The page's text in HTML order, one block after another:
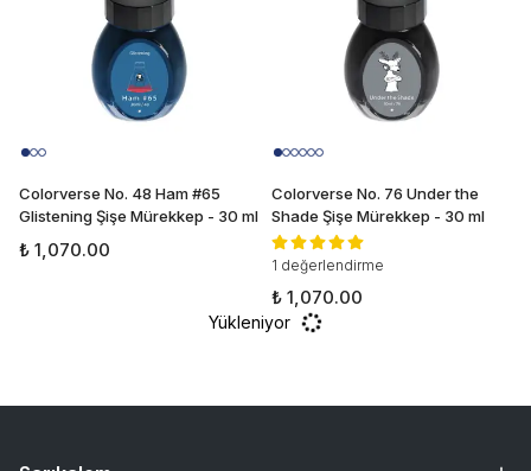
Colorverse No. 48 Ham #65
Glistening Şişe Mürekkep - 30 ml
₺ 1,070.00
Colorverse No. 76 Under the
Shade Şişe Mürekkep - 30 ml
1 değerlendirme
₺ 1,070.00
Yükleniyor